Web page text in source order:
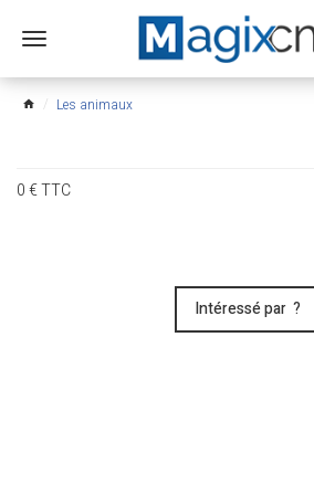
Ouvrir
menu
home Les animaux
0€TTC
Intéressé par ?